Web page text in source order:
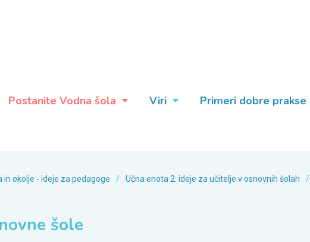
Postanite Vodna šola Viri Primeri dobre prakse
in okolje - ideje za pedagoge / Učna enota 2: ideje za učitelje v osnovnih šolah /
šole